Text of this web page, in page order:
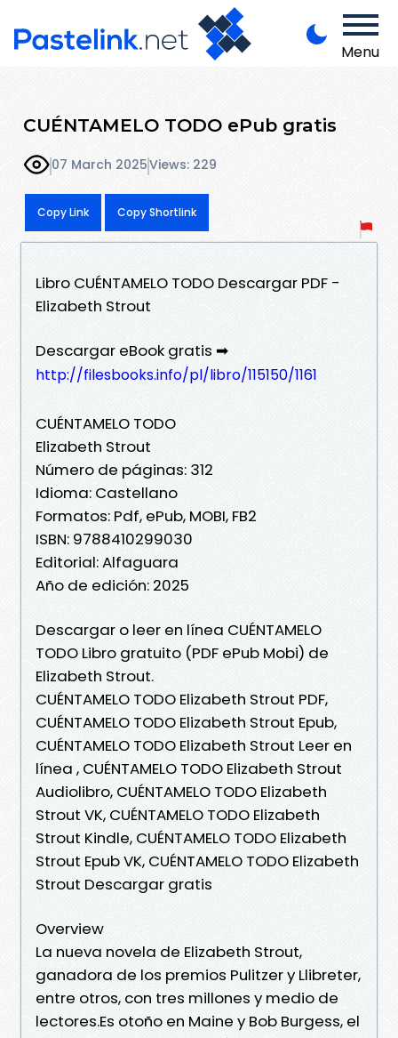
Menu
CUÉNTAMELO TODO ePub gratis
07 March 2025Views: 229
Copy Link Copy Shortlink
Libro CUÉNTAMELO TODO Descargar PDF -
Elizabeth Strout
Descargar eBook gratis ➡
http://filesbooks.info/pl/libro/115150/1161
CUÉNTAMELO TODO
Elizabeth Strout
Número de páginas: 312
Idioma: Castellano
Formatos: Pdf, ePub, MOBI, FB2
ISBN: 9788410299030
Editorial: Alfaguara
Año de edición: 2025
Descargar o leer en línea CUÉNTAMELO
TODO Libro gratuito (PDF ePub Mobi) de
Elizabeth Strout.
CUÉNTAMELO TODO Elizabeth Strout PDF,
CUÉNTAMELO TODO Elizabeth Strout Epub,
CUÉNTAMELO TODO Elizabeth Strout Leer en
línea , CUÉNTAMELO TODO Elizabeth Strout
Audiolibro, CUÉNTAMELO TODO Elizabeth
Strout VK, CUÉNTAMELO TODO Elizabeth
Strout Kindle, CUÉNTAMELO TODO Elizabeth
Strout Epub VK, CUÉNTAMELO TODO Elizabeth
Strout Descargar gratis
Overview
La nueva novela de Elizabeth Strout,
ganadora de los premios Pulitzer y Llibreter,
entre otros, con tres millones y medio de
lectores.Es otoño en Maine y Bob Burgess, el